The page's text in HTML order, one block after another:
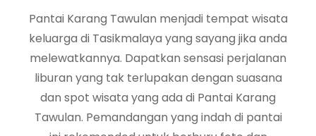
Pantai Karang Tawulan menjadi tempat wisata
keluarga di Tasikmalaya yang sayang jika anda
melewatkannya. Dapatkan sensasi perjalanan
liburan yang tak terlupakan dengan suasana
dan spot wisata yang ada di Pantai Karang
Tawulan. Pemandangan yang indah di pantai